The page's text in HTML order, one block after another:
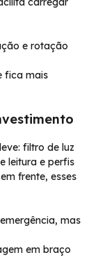
e rotação
fica mais
filtro de luz
leitura e perfis
frente, esses
mas
em braço